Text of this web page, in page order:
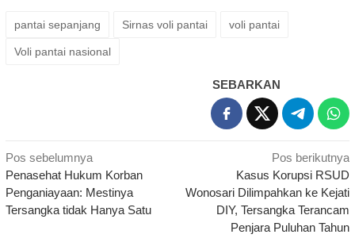
pantai sepanjang Sirnas voli pantai voli pantai
Voli pantai nasional
SEBARKAN
Navigasi
pos
Pos sebelumnya
Penasehat Hukum Korban
Penganiayaan: Mestinya
Tersangka tidak Hanya Satu
Pos berikutnya
Kasus Korupsi RSUD
Wonosari Dilimpahkan ke Kejati
DIY, Tersangka Terancam
Penjara Puluhan Tahun